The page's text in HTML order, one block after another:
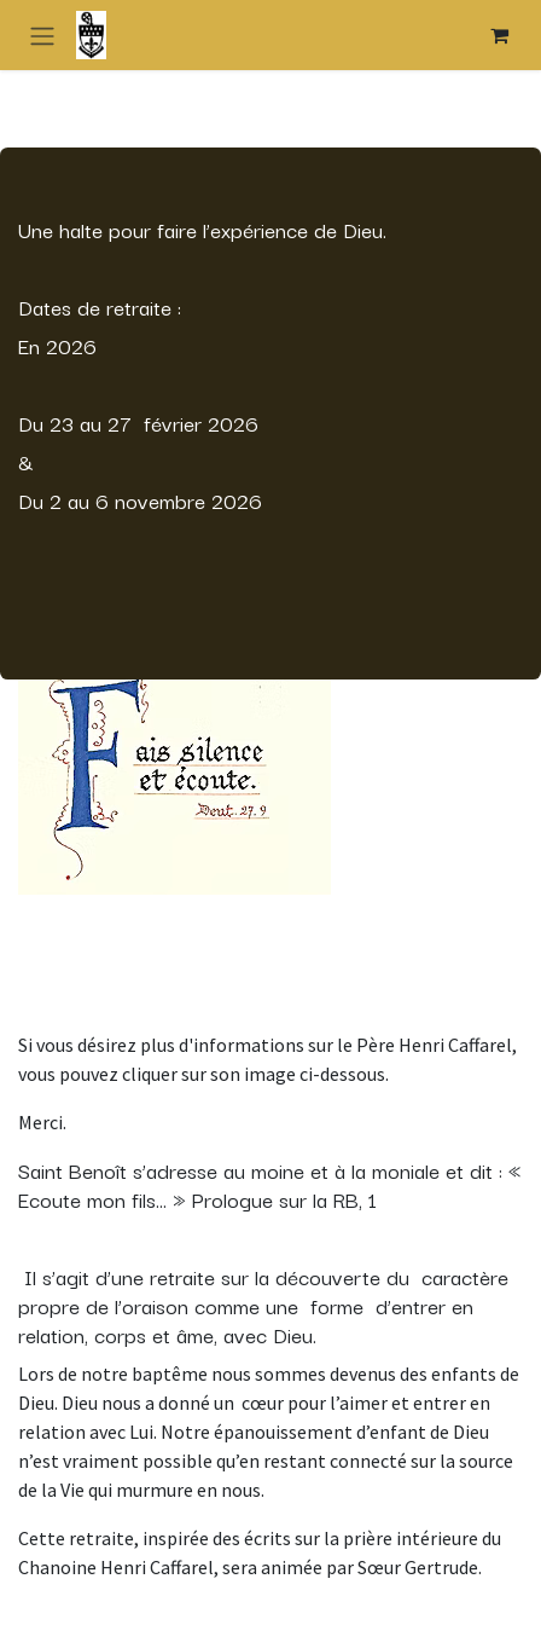
Overslaan naar inhoud
Une halte pour faire l’expérience de Dieu.
Dates de retraite :
En 2026
Du 23 au 27 février 2026
&
Du 2 au 6 novembre 2026
Si vous désirez plus d'informations sur le Père Henri Caffarel,
vous pouvez cliquer sur son image ci-dessous.
Merci.
Saint Benoît s’adresse au moine et à la moniale et dit : «
Ecoute mon fils… » Prologue sur la RB, 1
Il s’agit d’une retraite sur la découverte du caractère
propre de l’oraison comme une forme d’entrer en
relation, corps et âme, avec Dieu.
Lors de notre baptême nous sommes devenus des enfants de
Dieu. Dieu nous a donné un cœur pour l’aimer et entrer en
relation avec Lui. Notre épanouissement d’enfant de Dieu
n’est vraiment possible qu’en restant connecté sur la source
de la Vie qui murmure en nous.
Cette retraite, inspirée des écrits sur la prière intérieure du
Chanoine Henri Caffarel, sera animée par Sœur Gertrude.